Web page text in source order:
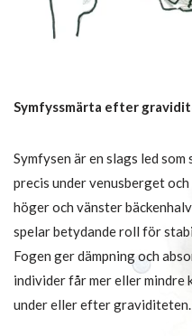
Symfyssmärta efter
Symfysen är en slags led
precis under venusberget
höger och vänster
spelar betydande roll för
Fogen ger dämpning och
individer får mer eller
under eller efter graviditeten.